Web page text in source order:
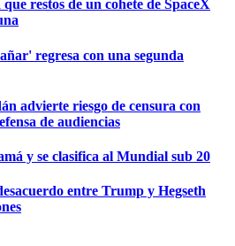
restos de un cohete de SpaceX
regresa con una segunda
advierte riesgo de censura con
de audiencias
y se clasifica al Mundial sub 20
entre Trump y Hegseth